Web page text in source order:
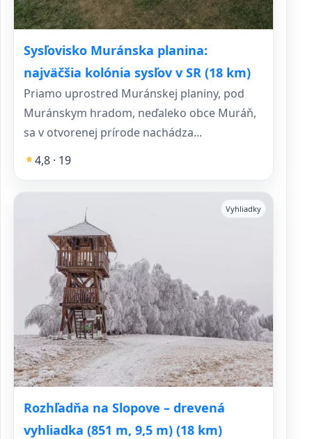
Sysľovisko Muránska planina:
najväčšia kolónia sysľov v SR (18 km)
Priamo uprostred Muránskej planiny, pod
Muránskym hradom, neďaleko obce Muráň,
sa v otvorenej prírode nachádza...
4,8 · 19
Rozhľadňa na Slopove – drevená
vyhliadka (851 m, 9,5 m) (18 km)
Vyhliadky